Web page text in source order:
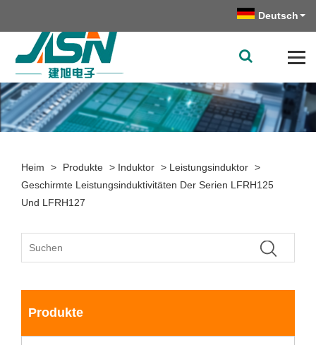
Deutsch
Heim > Produkte > Induktor > Leistungsinduktor >
Geschirmte Leistungsinduktivitäten Der Serien LFRH125
Und LFRH127
Produkte